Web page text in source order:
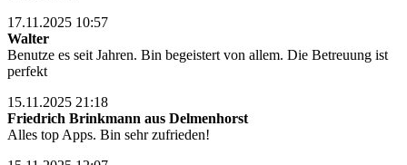
17.11.2025 10:57
Walter
Benutze es seit Jahren. Bin begeistert von allem. Die Betreuung ist
perfekt
15.11.2025 21:18
Friedrich Brinkmann aus Delmenhorst
Alles top Apps. Bin sehr zufrieden!